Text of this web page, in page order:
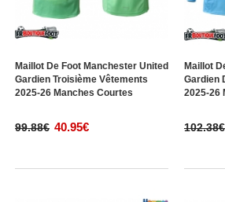
Maillot De Foot Manchester United
Gardien Troisième Vêtements
2025-26 Manches Courtes
99.88€ 40.95€
Maillot
Gardien
2025-26
102.38€